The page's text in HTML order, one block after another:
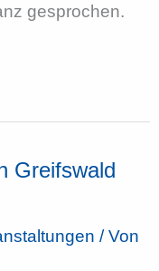
gesprochen.
Greifswald
/ Von